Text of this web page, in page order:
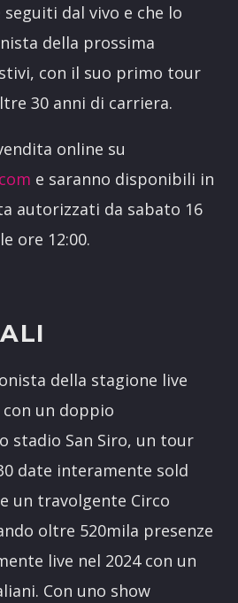
dal vivo e che lo
della prossima
con il suo primo tour
30 anni di carriera.
online su
e saranno disponibili in
autorizzati da sabato 16
ore 12:00.
della stagione live
con un doppio
stadio San Siro, un tour
date interamente sold
un travolgente Circo
oltre 520mila presenze
live nel 2024 con un
Con uno show